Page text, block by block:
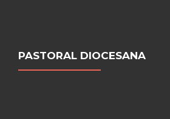
PASTORAL DIOCESANA